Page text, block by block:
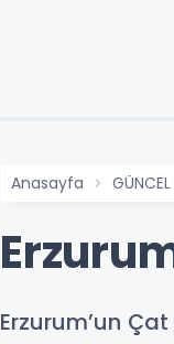
Anasayfa GÜNCEL
Erzurum’un